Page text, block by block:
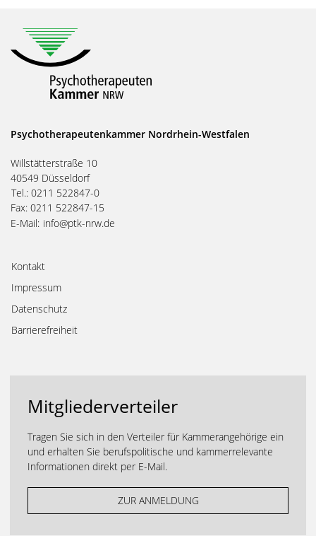
Psychotherapeutenkammer Nordrhein-Westfalen
Willstätterstraße 10
40549 Düsseldorf
Tel.: 0211 522847-0
Fax: 0211 522847-15
E-Mail: info@ptk-nrw.de
Kontakt
Impressum
Datenschutz
Barrierefreiheit
Mitgliederverteiler
Tragen Sie sich in den Verteiler für Kammerangehörige ein
und erhalten Sie berufspolitische und kammerrelevante
Informationen direkt per E-Mail.
ZUR ANMELDUNG